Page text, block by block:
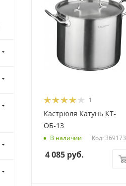
1
Кастрюля Катунь КТ-
ОБ-13
В наличии Код: 369173
4 085 руб.